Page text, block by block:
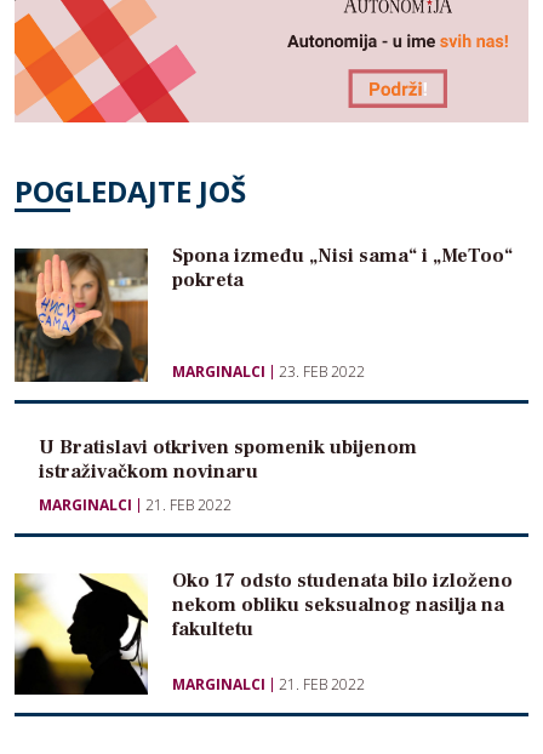
POGLEDAJTE JOŠ
Spona između „Nisi sama“ i „MeToo“
pokreta
MARGINALCI 23. FEB 2022
U Bratislavi otkriven spomenik ubijenom
istraživačkom novinaru
MARGINALCI 21. FEB 2022
Oko 17 odsto studenata bilo izloženo
nekom obliku seksualnog nasilja na
fakultetu
MARGINALCI 21. FEB 2022